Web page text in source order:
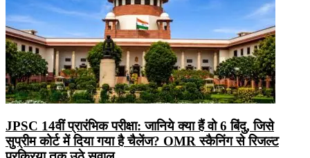
JPSC 14वीं प्रारंभिक परीक्षा: जानिये क्या हैं वो 6 बिंदु, जिसे
सुप्रीम कोर्ट में दिया गया है चैलेंज? OMR स्कैनिंग से रिजल्ट